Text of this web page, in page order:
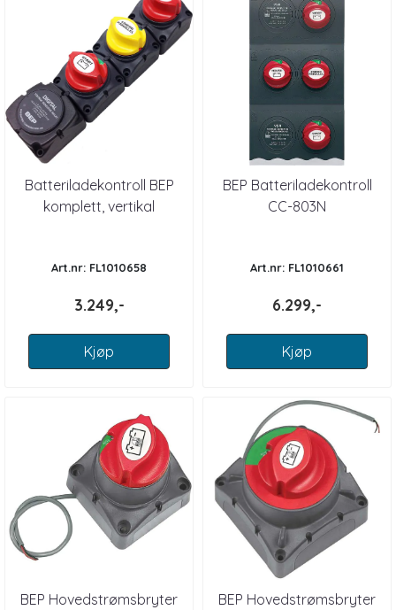
Batteriladekontroll BEP
komplett, vertikal
Art.nr: FL1010658
3.249,-
Kjøp
BEP Batteriladekontroll
CC-803N
Art.nr: FL1010661
6.299,-
Kjøp
BEP Hovedstrømsbryter
BEP Hovedstrømsbryter